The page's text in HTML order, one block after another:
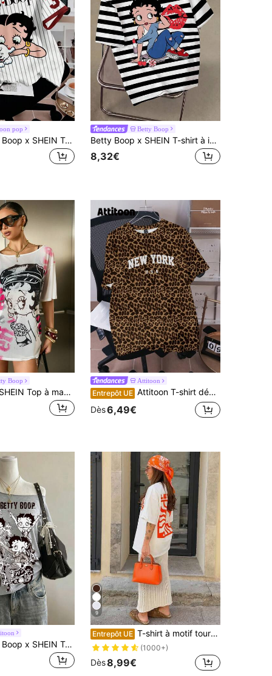
pop
Attitoon Betty Boop x SHEIN T-shirt ample à col rond, manches courtes, collaboration Betty, rayures, graphique de la Coupe du monde, lettres anglaises, style minimaliste décontracté pour femmes, chic, Y2K
Betty Boop
Betty Boop x SHEIN T-shirt à imprimé de dessin animé rayé pour femmes
8,32€
Boop
Betty Boop x SHEIN Top à manches courtes décontracté et polyvalent pour femme avec imprimé lettre et dessin animé
Attitoon
Entrepôt UE Attitoon T-shirt décontracté et chic à col rond, imprimé léopard "New York", à manches courtes et coupe ample, convenant pour l'été, pour femmes
Dès6,49€
Attitoon Betty Boop x SHEIN T-shirt décontracté minimaliste rétro punk Y2K polyvalent pour soirée, motif imprimé lettres anglaises moto marbré noir & blanc, festival de musique, style gothique, sortie d'été, t-shirt femme à épaules dénudées, épaules tombantes, manches courtes, coupe ample
9
Entrepôt UE T-shirt à motif tournesol pour les vacances, t-shirt graphique ample et décontracté à col rond et manches courtes pour femmes, blanc d'été, rentrée scolaire
(1000+)
Dès8,99€